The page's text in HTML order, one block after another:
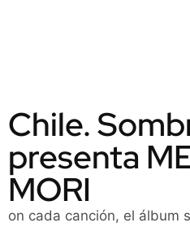
Chile.
presenta
MORI
on cada canción, el álbum